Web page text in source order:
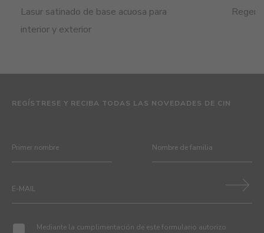
Lasur satinado de base acuosa para
interior y exterior
REGÍSTRESE Y RECIBA TODAS LAS NOVEDADES DE CIN
Mediante la cumplimentación de este formulario autorizo